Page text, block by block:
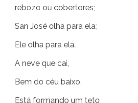
rebozo ou cobertores;
San José olha para ela;
Ele olha para ela.
A neve que cai,
Bem do céu baixo,
Está formando um teto